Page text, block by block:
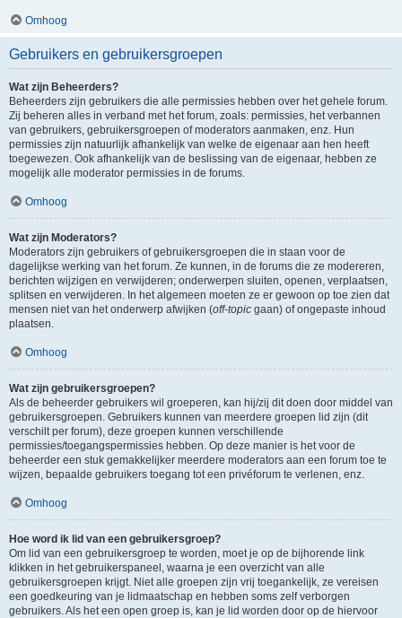
Omhoog
Gebruikers en gebruikersgroepen
Wat zijn Beheerders?
Beheerders zijn gebruikers die alle permissies hebben over het gehele forum.
Zij beheren alles in verband met het forum, zoals: permissies, het verbannen
van gebruikers, gebruikersgroepen of moderators aanmaken, enz. Hun
permissies zijn natuurlijk afhankelijk van welke de eigenaar aan hen heeft
toegewezen. Ook afhankelijk van de beslissing van de eigenaar, hebben ze
mogelijk alle moderator permissies in de forums.
Omhoog
Wat zijn Moderators?
Moderators zijn gebruikers of gebruikersgroepen die in staan voor de
dagelijkse werking van het forum. Ze kunnen, in de forums die ze modereren,
berichten wijzigen en verwijderen; onderwerpen sluiten, openen, verplaatsen,
splitsen en verwijderen. In het algemeen moeten ze er gewoon op toe zien dat
mensen niet van het onderwerp afwijken (off-topic gaan) of ongepaste inhoud
plaatsen.
Omhoog
Wat zijn gebruikersgroepen?
Als de beheerder gebruikers wil groeperen, kan hij/zij dit doen door middel van
gebruikersgroepen. Gebruikers kunnen van meerdere groepen lid zijn (dit
verschilt per forum), deze groepen kunnen verschillende
permissies/toegangspermissies hebben. Op deze manier is het voor de
beheerder een stuk gemakkelijker meerdere moderators aan een forum toe te
wijzen, bepaalde gebruikers toegang tot een privéforum te verlenen, enz.
Omhoog
Hoe word ik lid van een gebruikersgroep?
Om lid van een gebruikersgroep te worden, moet je op de bijhorende link
klikken in het gebruikerspaneel, waarna je een overzicht van alle
gebruikersgroepen krijgt. Niet alle groepen zijn vrij toegankelijk, ze vereisen
een goedkeuring van je lidmaatschap en hebben soms zelf verborgen
gebruikers. Als het een open groep is, kan je lid worden door op de hiervoor